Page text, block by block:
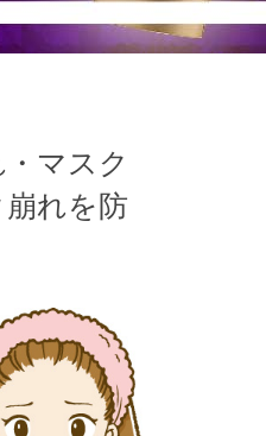
マスク
れを防